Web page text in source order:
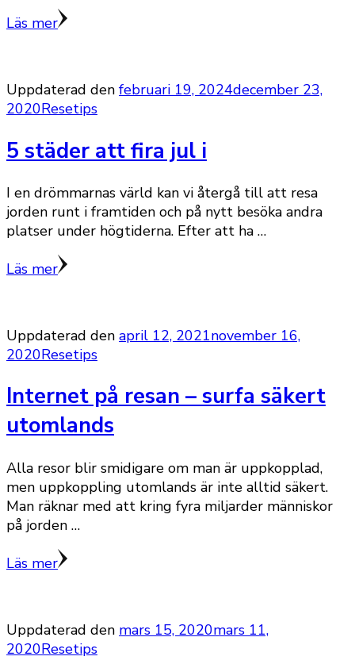
Läs mer
Uppdaterad den februari 19, 2024december 23,
2020Resetips
5 städer att fira jul i
I en drömmarnas värld kan vi återgå till att resa
jorden runt i framtiden och på nytt besöka andra
platser under högtiderna. Efter att ha …
Läs mer
Uppdaterad den april 12, 2021november 16,
2020Resetips
Internet på resan – surfa säkert
utomlands
Alla resor blir smidigare om man är uppkopplad,
men uppkoppling utomlands är inte alltid säkert.
Man räknar med att kring fyra miljarder människor
på jorden …
Läs mer
Uppdaterad den mars 15, 2020mars 11,
2020Resetips